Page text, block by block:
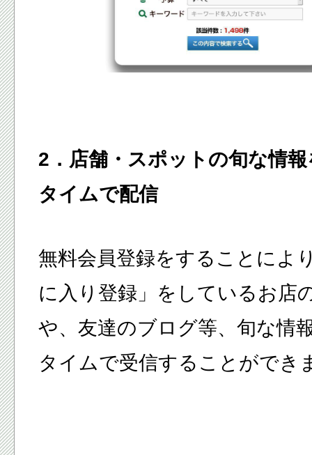
2．店舗・スポットの旬な情
タイムで配信
無料会員登録をすることによ
に入り登録」をしているお店
や、友達のブログ等、旬な情
タイムで受信することができ